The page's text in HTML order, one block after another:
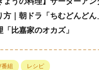
方｜朝ドラ「ちむどんどん
「比嘉家のオカズ」
組 レシピ